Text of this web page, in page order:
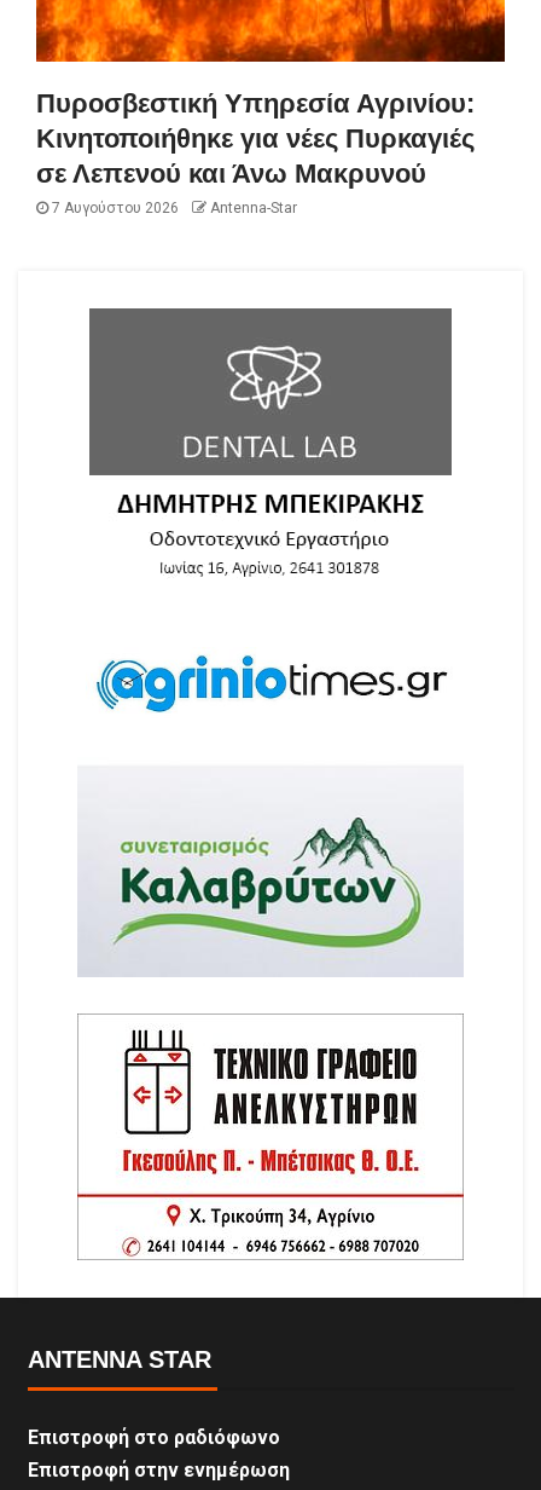
Πυροσβεστική Υπηρεσία Αγρινίου:
Κινητοποιήθηκε για νέες Πυρκαγιές
σε Λεπενού και Άνω Μακρυνού
7 Αυγούστου 2026 Antenna-Star
ANTENNA STAR
Επιστροφή στο ραδιόφωνο
Επιστροφή στην ενημέρωση